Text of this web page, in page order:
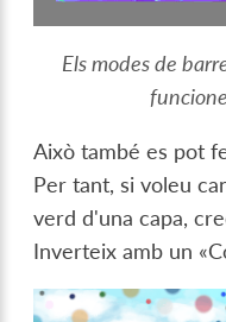
Els modes de
Això també es pot
Per tant, si voleu
verd d'una capa,
Inverteix amb un